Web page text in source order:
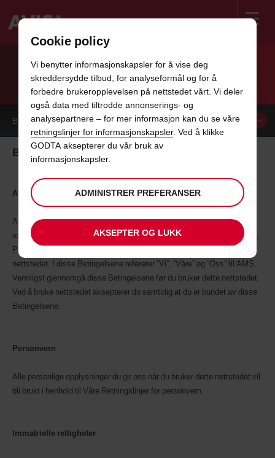
BRUK AV NETTSIDEN
BESTILL ENBIL
Betingelser for bruk av nettsidene
Avtale om bruk av Avis’ nettsted
Avis Management Services Limited (AMS), registrert i England med
registreringsnummer 01972749 og med registrert adresse: Avis House,
Park Road, Bracknell, Berkshire, RG12 2EW, eier og driver dette
nettstedet. I disse Betingelsene refererer “Vi”, “Våre” og “Oss” til AMS.
Vennligst gjennomgå disse Betingelsene før du bruker dette nettstedet.
Ved å bruke nettstedet aksepterer du samtidig at du er bundet av disse
Betingelsene.
Personvern
Alle personlige opplysninger du gir oss når du bruker dette nettstedet vil
bli brukt i henhold til Våre Retningslinjer for personvern.
Immatrielle rettigheter
Cookie policy
Vi benytter informasjonskapsler for å vise deg
skreddersydde tilbud, for analyseformål og for å
forbedre brukeropplevelsen på nettstedet vårt. Vi deler
også data med tiltrodde annonserings- og
analysepartnere – for mer informasjon kan du se våre
retningslinjer for informasjonskapsler. Ved å klikke
GODTA aksepterer du vår bruk av
informasjonskapsler.
ADMINISTRER PREFERANSER
AKSEPTER OG LUKK